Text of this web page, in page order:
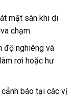
mặt sàn khi di
chạm.
độ nghiêng và
rơi hoặc hư
báo tại các vị